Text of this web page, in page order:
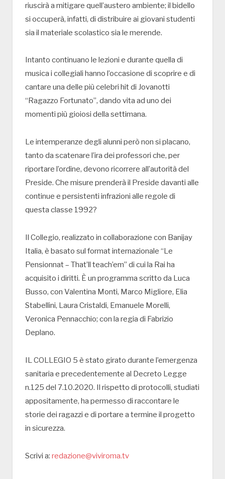
riuscirà a mitigare quell’austero ambiente; il bidello
si occuperà, infatti, di distribuire ai giovani studenti
sia il materiale scolastico sia le merende.
Intanto continuano le lezioni e durante quella di
musica i collegiali hanno l’occasione di scoprire e di
cantare una delle più celebri hit di Jovanotti
“Ragazzo Fortunato”, dando vita ad uno dei
momenti più gioiosi della settimana.
Le intemperanze degli alunni però non si placano,
tanto da scatenare l’ira dei professori che, per
riportare l’ordine, devono ricorrere all’autorità del
Preside. Che misure prenderà il Preside davanti alle
continue e persistenti infrazioni alle regole di
questa classe 1992?
Il Collegio, realizzato in collaborazione con Banijay
Italia, è basato sul format internazionale “Le
Pensionnat – That’ll teach’em” di cui la Rai ha
acquisito i diritti. È un programma scritto da Luca
Busso, con Valentina Monti, Marco Migliore, Elia
Stabellini, Laura Cristaldi, Emanuele Morelli,
Veronica Pennacchio; con la regia di Fabrizio
Deplano.
IL COLLEGIO 5 è stato girato durante l’emergenza
sanitaria e precedentemente al Decreto Legge
n.125 del 7.10.2020. Il rispetto di protocolli, studiati
appositamente, ha permesso di raccontare le
storie dei ragazzi e di portare a termine il progetto
in sicurezza.
Scrivi a: redazione@viviroma.tv